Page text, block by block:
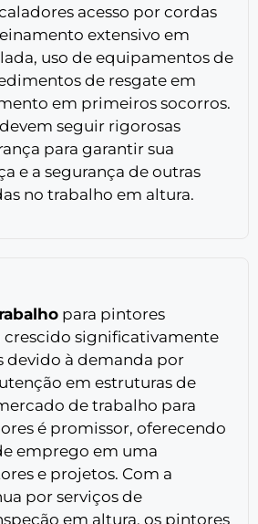
acesso por cordas
extensivo em
uso de equipamentos de
de resgate em
em primeiros socorros.
seguir rigorosas
para garantir sua
e a segurança de outras
no trabalho em altura.
para pintores
crescido significativamente
devido à demanda por
em estruturas de
de trabalho para
é promissor, oferecendo
emprego em uma
e projetos. Com a
por serviços de
em altura, os pintores